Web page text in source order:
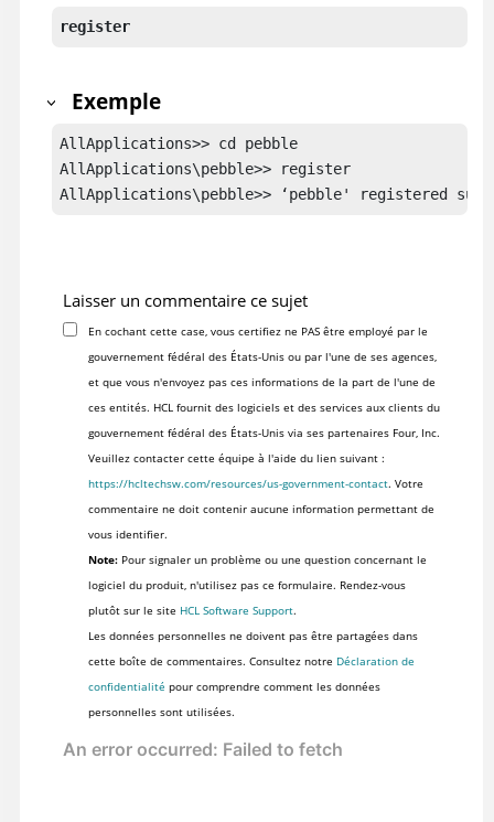
register
Exemple
AllApplications>> cd pebble
AllApplications\pebble>> register
AllApplications\pebble>> ‘pebble' registered
Laisser un commentaire ce sujet
En cochant cette case, vous certifiez ne PAS être employé par le
gouvernement fédéral des États-Unis ou par l'une de ses agences,
et que vous n'envoyez pas ces informations de la part de l'une de
ces entités. HCL fournit des logiciels et des services aux clients du
gouvernement fédéral des États-Unis via ses partenaires Four, Inc.
Veuillez contacter cette équipe à l'aide du lien suivant :
https://hcltechsw.com/resources/us-government-contact. Votre
commentaire ne doit contenir aucune information permettant de
vous identifier.
Note:Pour signaler un problème ou une question concernant le
logiciel du produit, n'utilisez pas ce formulaire. Rendez-vous
plutôt sur le site HCL Software Support.
Les données personnelles ne doivent pas être partagées dans
cette boîte de commentaires. Consultez notre Déclaration de
confidentialité pour comprendre comment les données
personnelles sont utilisées.